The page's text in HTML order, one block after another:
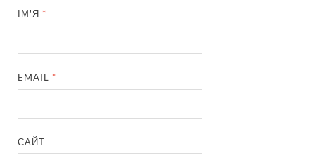
ІМ'Я *
EMAIL *
САЙТ